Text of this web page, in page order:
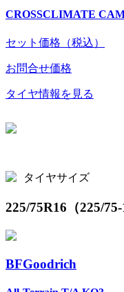
CROSSCLIMATE
セット価格（税込）
お問合せ価格
タイヤ情報を見る
タイヤサイズ
225/75R16（225/
BFGoodrich